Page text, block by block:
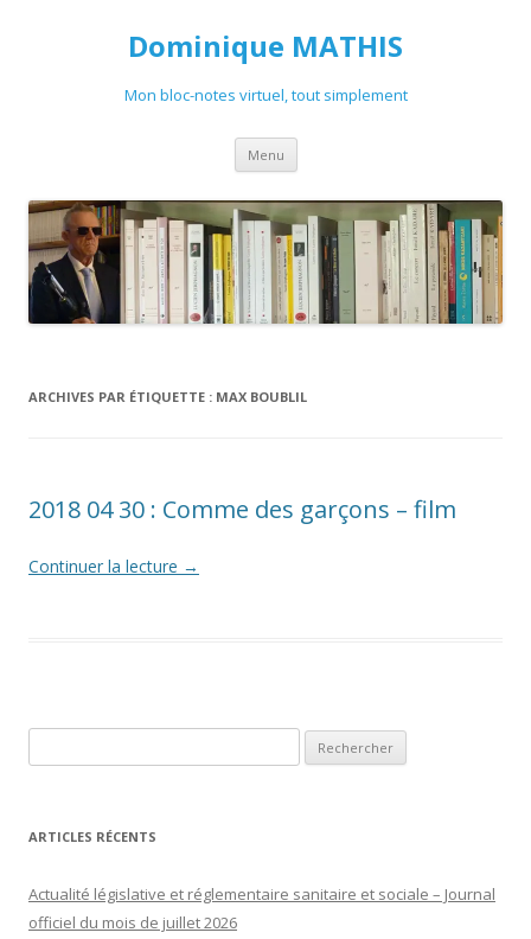
Dominique MATHIS
Mon bloc-notes virtuel, tout simplement
Menu Aller
contenu
ARCHIVES PAR ÉTIQUETTE : MAX BOUBLIL
2018 04 30 : Comme des garçons – film
Continuer la lecture →
ARTICLES RÉCENTS
Actualité législative et réglementaire sanitaire et sociale – Journal
officiel du mois de juillet 2026